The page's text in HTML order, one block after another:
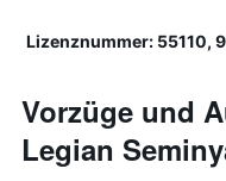
Lizenznummer: 55110,
Vorzüge und
Legian